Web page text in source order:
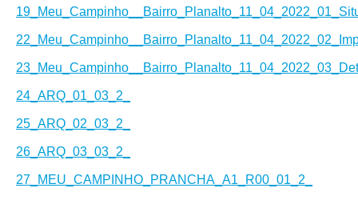
24_ARQ_01_03_2_
25_ARQ_02_03_2_
26_ARQ_03_03_2_
27_MEU_CAMPINHO_PRANCHA_A1_R00_01_2_